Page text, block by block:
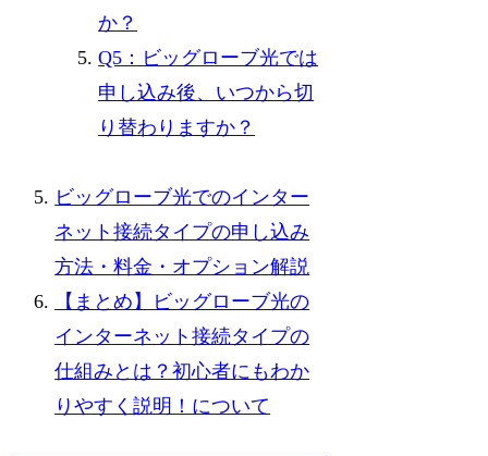
か？
Q5：ビッグローブ光では
申し込み後、いつから切
り替わりますか？
ビッグローブ光でのインター
ネット接続タイプの申し込み
方法・料金・オプション解説
【まとめ】ビッグローブ光の
インターネット接続タイプの
仕組みとは？初心者にもわか
りやすく説明！について